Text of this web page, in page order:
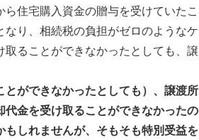
住宅購入資金の贈与を受けていたこ
り、相続税の負担がゼロのようなケ
ることができなかったとしても、譲
ができなかったとしても）、譲渡所
金を受け取ることができなかったの
しれませんが、そもそも特別受益を